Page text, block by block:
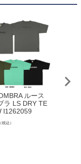
ルース
ラ LS DRY TE
l1262059
（税込）